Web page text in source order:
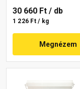
30 660 Ft / db
1 226 Ft / kg
Megnézem